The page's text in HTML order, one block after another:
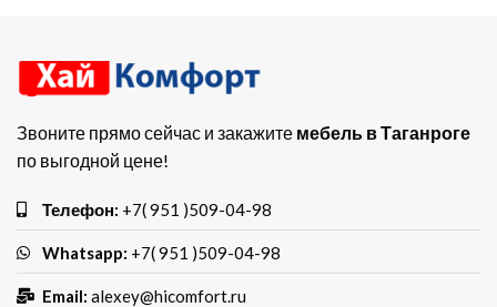
Звоните прямо сейчас и закажите мебель в Таганроге
по выгодной цене!
Телефон: +7( 951 )509-04-98
Whatsapp: +7( 951 )509-04-98
Email: alexey@hicomfort.ru